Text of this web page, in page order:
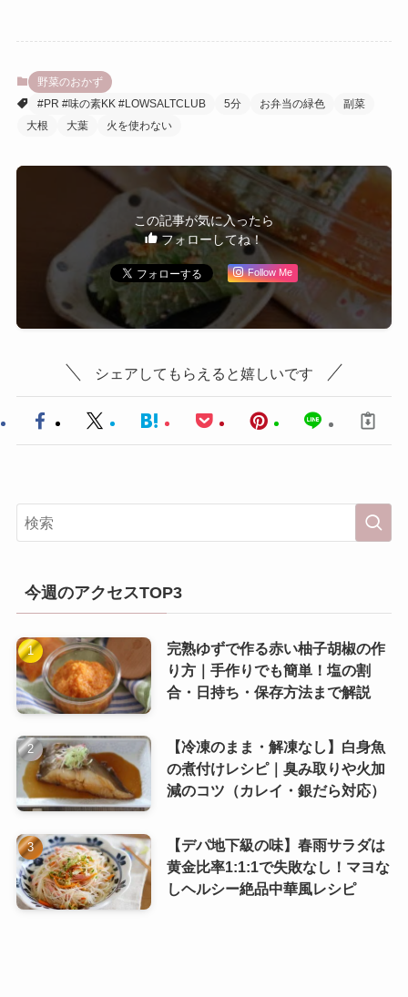
野菜のおかず
#PR #味の素KK #LOWSALTCLUB
5分 お弁当の緑色
副菜
大根
大葉 火を使わない
この記事が気に入ったら
フォローしてね！
Follow Me
シェアしてもらえると嬉しいです
今週のアクセスTOP3
完熟ゆずで作る赤い柚子胡椒の作
り方｜手作りでも簡単！塩の割
合・日持ち・保存方法まで解説
【冷凍のまま・解凍なし】白身魚
の煮付けレシピ｜臭み取りや火加
減のコツ（カレイ・銀だら対応）
【デパ地下級の味】春雨サラダは
黄金比率1:1:1で失敗なし！マヨな
しヘルシー絶品中華風レシピ